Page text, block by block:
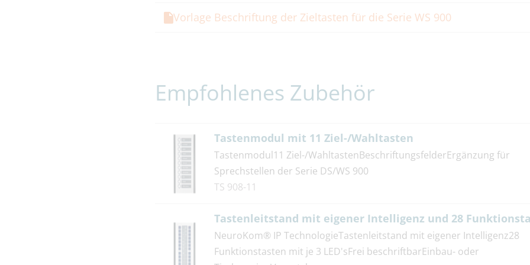
Besprechungsabstand bis zu 8 m (je
B-Verstärker (optional): 25 W
248 x 122 x 7 mm (Frontplatte)
Schutzart IP 54
Bildsensor 1/2,8" CMOS (Progressive Scan)
Vorlage Beschriftung der Zieltasten für die Serie WS 900
Empfohlenes Zubehör
Tastenmodul mit 11 Ziel-/Wahltasten
Tastenmodul11 Ziel-/WahltastenBeschriftungsfelderErgänzung für
Sprechstellen der Serie DS/WS 900
TS 908-11
Tastenleitstand mit eigener Intelligenz und 28
NeuroKom® IP TechnologieTastenleitstand mit eigener Intelligenz28
Funktionstasten mit je 3 LED'sFrei beschriftbarEinbau- oder